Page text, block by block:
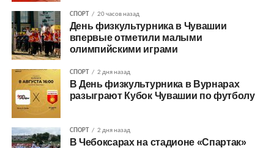
СПОРТ 20 часов назад
День физкультурника в Чувашии
впервые отметили малыми
олимпийскими играми
СПОРТ 2 дня назад
В День физкультурника в Вурнарах
разыграют Кубок Чувашии по футболу
СПОРТ 2 дня назад
В Чебоксарах на стадионе «Спартак»